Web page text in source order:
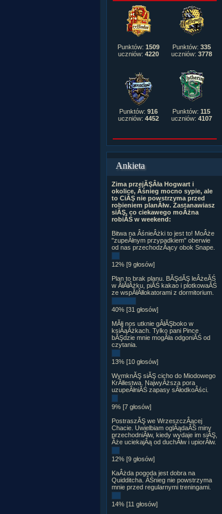
Punktów: 1509
uczniów: 4220
Punktów: 335
uczniów: 3778
Punktów: 916
uczniów: 4452
Punktów: 115
uczniów: 4107
Ankieta
Zima przejĂŞÂła Hogwart i
okolice, Âśnieg mocno sypie, ale
to CiĂŞ nie powstrzyma przed
robieniem planĂłw. Zastanawiasz
siĂŞ, co ciekawego moÂżna
robiĂŚ w weekend:
Bitwa na ÂśnieÂżki to jest to! MoÂże
"zupeÂłnym przypadkiem" oberwie
od nas przechodzÂący obok Snape.
12% [9 głosów]
Plan to brak planu. BĂŞdĂŞ leÂżeĂŚ
w ÂłĂłÂżku, piĂŚ kakao i plotkowaĂŚ
ze wspĂłÂłlokatorami z dormitorium.
40% [31 głosów]
MĂłj nos utknie gÂłĂŞboko w
ksiÂąÂżkach. Tylko pani Pince
bĂŞdzie mnie mogÂła odgoniĂŚ od
czytania.
13% [10 głosów]
WymknĂŞ siĂŞ cicho do Miodowego
KrĂłlestwa. NajwyÂższa pora
uzupeÂłniĂŚ zapasy sÂłodkoÂści.
9% [7 głosów]
PostraszĂŞ we WrzeszczÂącej
Chacie. Uwielbiam oglÂądaĂŚ miny
przechodniĂłw, kiedy wydaje im siĂŞ,
Âże uciekajÂą od duchĂłw i upiorĂłw.
12% [9 głosów]
KaÂżda pogoda jest dobra na
Quidditcha. ÂŚnieg nie powstrzyma
mnie przed regularnymi treningami.
14% [11 głosów]